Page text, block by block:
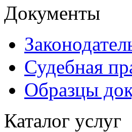
Документы
Судебная
Образцы
Каталог услуг